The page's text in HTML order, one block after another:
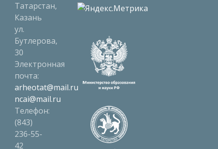
Татарстан,
Казань
ул.
Бутлерова,
30
Электронная
почта:
arheotat@mail.ru
ncai@mail.ru
Телефон:
(843)
236-55-
42